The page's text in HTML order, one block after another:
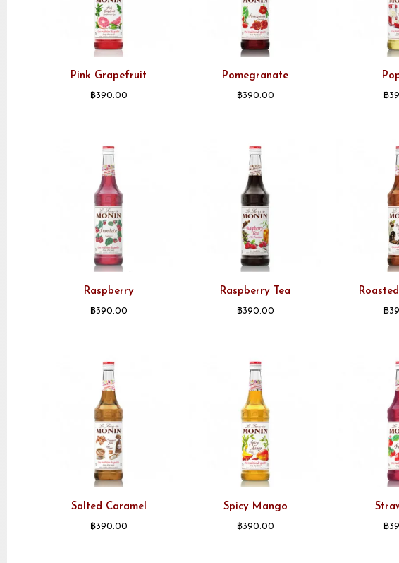
Pink Grapefruit
฿390.00
Pomegranate
฿390.00 ฿
Raspberry
฿390.00
Raspberry Tea
฿390.00 ฿
Salted Caramel
฿390.00
Spicy Mango
฿390.00 ฿